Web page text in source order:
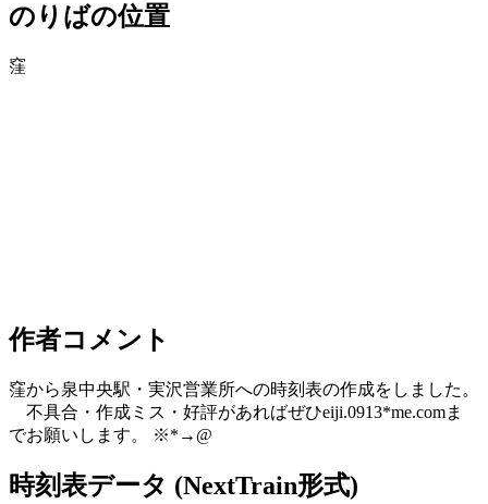
のりばの位置
窪
作者コメント
窪から泉中央駅・実沢営業所への時刻表の作成をしました。
不具合・作成ミス・好評があればぜひeiji.0913*me.comま
でお願いします。 ※*→@
時刻表データ (NextTrain形式)